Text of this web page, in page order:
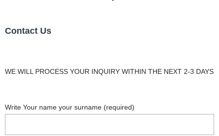
Contact Us
WE WILL PROCESS YOUR INQUIRY WITHIN THE NEXT 2-3 DAYS
Write Your name your surname (required)